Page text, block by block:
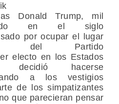
Donald Trump, mil
en el siglo
por ocupar el lugar
del Partido
electo en los Estados
decidió hacerse
a los vestigios
de los simpatizantes
que parecieran pensar